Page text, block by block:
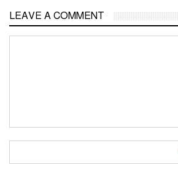
LEAVE A COMMENT